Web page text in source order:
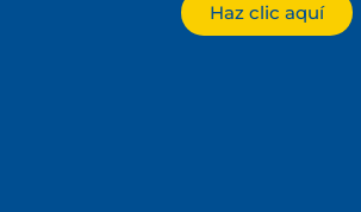
Haz clic aquí